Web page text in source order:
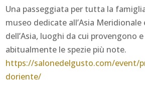
Una passeggiata per tutta la
museo dedicate all’Asia Meridionale
dell’Asia, luoghi da cui provengono
abitualmente le spezie più note.
https://salonedelgusto.com/event/
doriente/